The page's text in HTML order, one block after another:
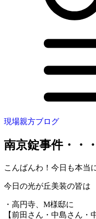
現場親方ブログ
南京錠事件・・
こんばんわ！今日も本当
今日の光が丘美装の皆は
・高円寺、M様邸に
【前田さん・中島さん